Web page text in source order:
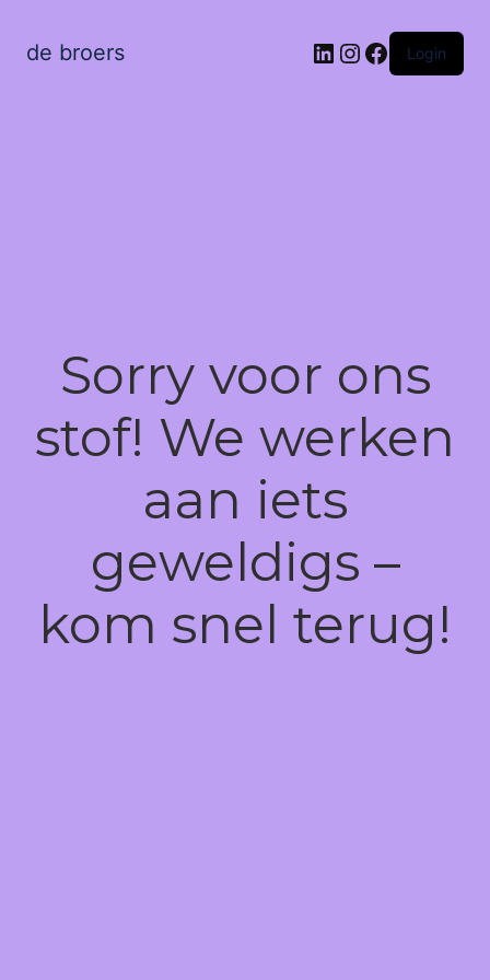
de broers LinkedIn
Instagram
Facebook
Login
Sorry voor ons
stof! We werken
aan iets
geweldigs –
kom snel terug!